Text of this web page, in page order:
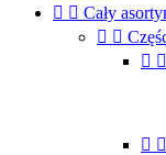
  Cały
 
 
 